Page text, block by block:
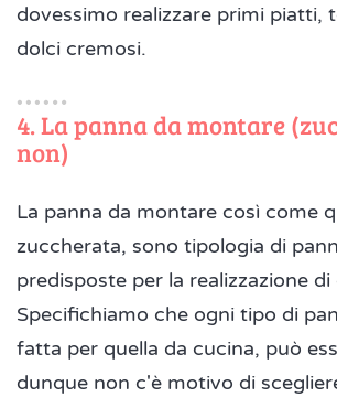
dovessimo realizzare primi piatti,
dolci cremosi.
4. La panna da montare
non)
La panna da montare così come
zuccherata, sono tipologia di
predisposte per la realizzazione di
Specifichiamo che ogni tipo di
fatta per quella da cucina, può
dunque non c'è motivo di